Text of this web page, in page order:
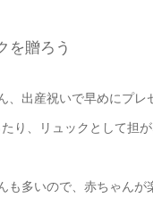
を贈ろう
出産祝いで早めにプレ
り、リュックとして担
多いので、赤ちゃんが